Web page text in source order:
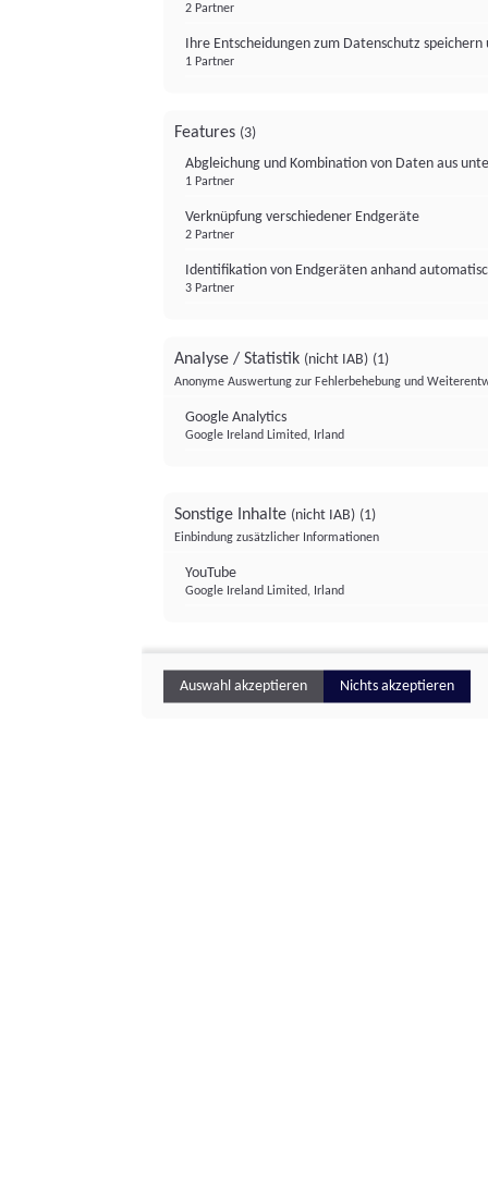
2 Partner
Ihre Entscheidungen zum Datenschutz
1 Partner
Features (3)
Abgleichung und Kombination von Daten aus
1 Partner
Verknüpfung verschiedener Endgeräte
2 Partner
Identifikation von Endgeräten anhand
3 Partner
Analyse / Statistik (nicht IAB) (1)
Anonyme Auswertung zur Fehlerbehebung und
Google Analytics
Google Ireland Limited, Irland
Sonstige Inhalte (nicht IAB) (1)
Einbindung zusätzlicher Informationen
YouTube
Google Ireland Limited, Irland
Auswahl akzeptieren Nichts akzeptieren